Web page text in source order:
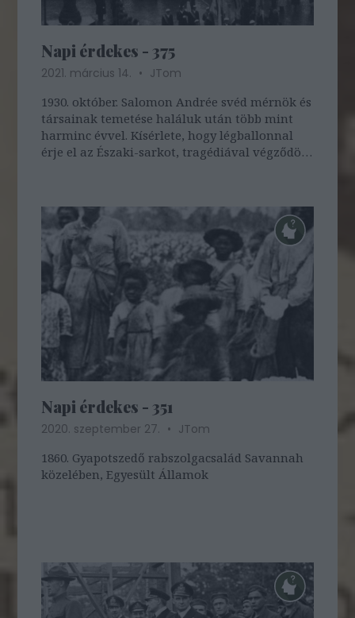
Napi érdekes - 375
2021. március 14.
JTom
1930. október. Salomon Andrée svéd mérnök és
társainak temetése haláluk után több mint
harminc évvel. Kísérlete, hogy légballonnal
érje el az Északi-sarkot, tragédiával végződött.
Napi érdekes - 351
2020. szeptember 27.
JTom
1860. Gyapotszedő rabszolgacsalád Savannah
közelében, Egyesült Államok